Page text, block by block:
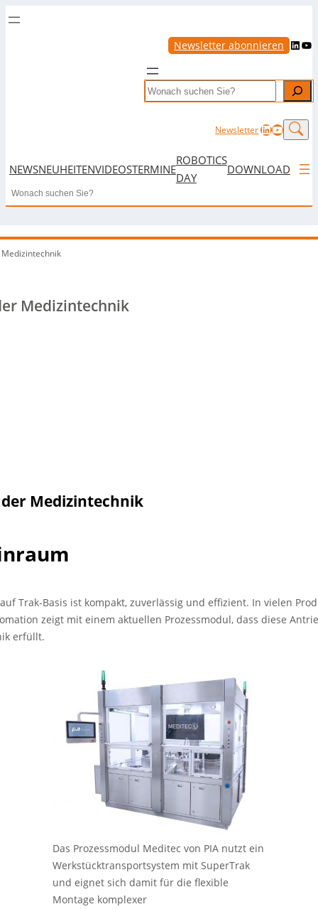
Newsletter abonnieren LinkedIn YouTube
Search
NewsletterLinkedIn
NEWSNEUHEITENVIDEOSTERMINE
ROBOTICS
DAY
DOWNLOAD
Search
Medizintechnik
Medizintechnik
Trak-Basis ist kompakt, zuverlässig und effizient. In vielen
zeigt mit einem aktuellen Prozessmodul, dass diese
erfüllt.
Das Prozessmodul Meditec von PIA nutzt ein
Werkstücktransportsystem mit SuperTrak
und eignet sich damit für die flexible
Montage komplexer